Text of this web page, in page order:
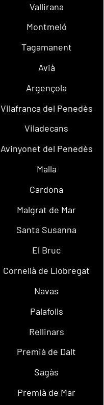
Vallirana
Montmeló
Tagamanent
Avià
Argençola
Vilafranca del Penedès
Viladecans
Avinyonet del Penedès
Malla
Cardona
Malgrat de Mar
Santa Susanna
El Bruc
Cornellà de Llobregat
Navas
Palafolls
Rellinars
Premià de Dalt
Sagàs
Premià de Mar